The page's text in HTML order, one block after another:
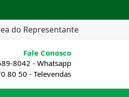
do Representante
Fale Conosco
8042 - Whatsapp
80 50 - Televendas